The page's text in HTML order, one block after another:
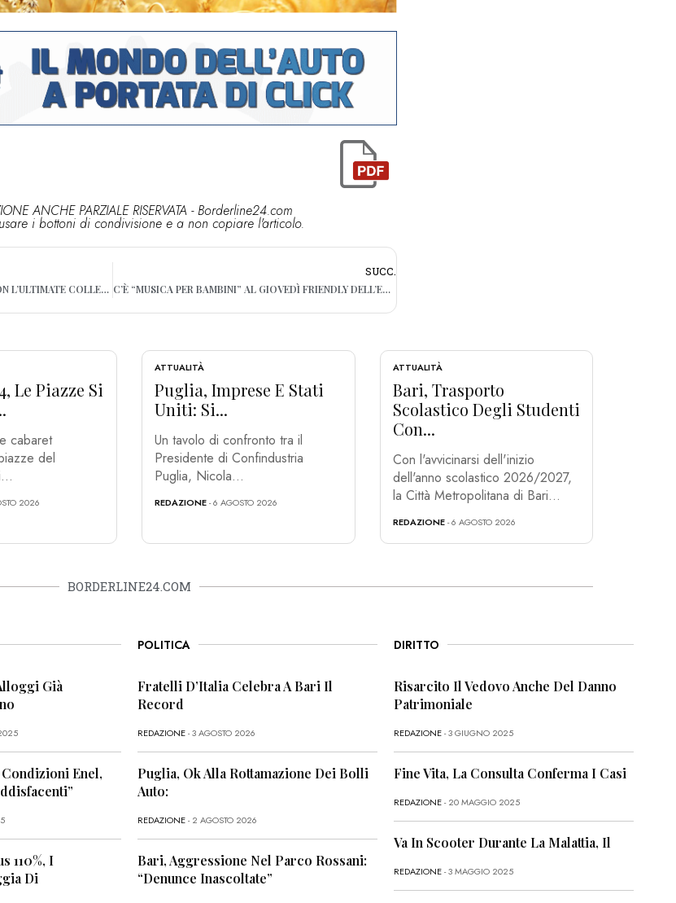
ANCHE PARZIALE RISERVATA - Borderline24.com
i bottoni di condivisione e a non copiare l'articolo.
ANASTACIA FA TAPPA AD OSTUNI CON L’ULTIMATE COLLECTION WORLD TOUR
SUCC.
C’È “MUSICA PER BAMBINI” AL GIOVEDÌ FRIENDLY DELL’EREMO CLUB
Le Piazze Si
cabaret
del
2026
ATTUALITÀ
Puglia, Imprese E Stati
Uniti: Si...
Un tavolo di confronto tra il
Presidente di Confindustria
Puglia, Nicola...
REDAZIONE- 6 AGOSTO 2026
ATTUALITÀ
Bari, Trasporto
Scolastico Degli Studenti
Con...
Con l'avvicinarsi dell'inizio
dell'anno scolastico 2026/2027,
la Città Metropolitana di Bari...
REDAZIONE- 6 AGOSTO 2026
BORDERLINE24.COM
Già
Enel,
110%, I
Di
POLITICA
Fratelli D’Italia Celebra A Bari Il
Record
REDAZIONE- 3 AGOSTO 2026
Puglia, Ok Alla Rottamazione Dei Bolli
Auto:
REDAZIONE- 2 AGOSTO 2026
Bari, Aggressione Nel Parco Rossani:
“Denunce Inascoltate”
DIRITTO
Risarcito Il Vedovo Anche Del Danno
Patrimoniale
REDAZIONE- 3 GIUGNO 2025
Fine Vita, La Consulta Conferma I Casi
REDAZIONE- 20 MAGGIO 2025
Va In Scooter Durante La Malattia, Il
REDAZIONE- 3 MAGGIO 2025